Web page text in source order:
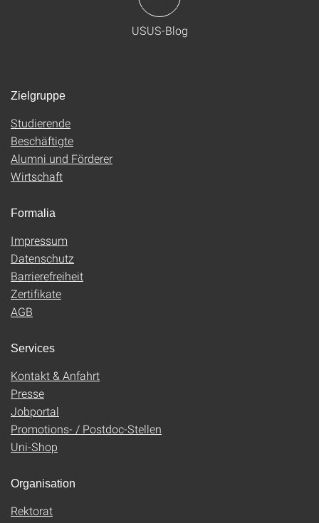
USUS-Blog
Zielgruppe
Studierende
Beschäftigte
Alumni und Förderer
Wirtschaft
Formalia
Impressum
Datenschutz
Barrierefreiheit
Zertifikate
AGB
Services
Kontakt & Anfahrt
Presse
Jobportal
Promotions- / Postdoc-Stellen
Uni-Shop
Organisation
Rektorat